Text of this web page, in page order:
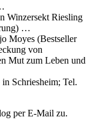
Winzersekt Riesling
…
Moyes (Bestseller
von
Mut zum Leben und
Schriesheim; Tel.
per E-Mail zu.